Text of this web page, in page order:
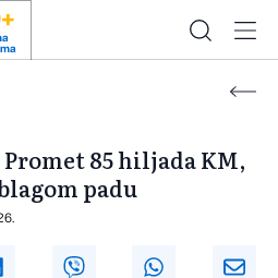
85 hiljada KM,
padu